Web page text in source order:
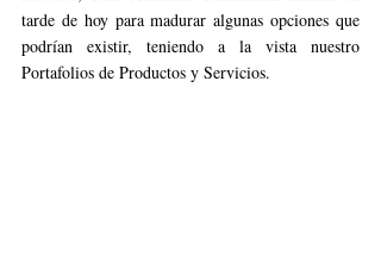
tarde de hoy para madurar algunas opciones que
podrían existir, teniendo a la vista nuestro
Portafolios de Productos y Servicios.